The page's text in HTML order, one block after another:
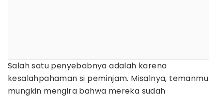
Salah satu penyebabnya adalah karena
kesalahpahaman si peminjam. Misalnya, temanmu
mungkin mengira bahwa mereka sudah